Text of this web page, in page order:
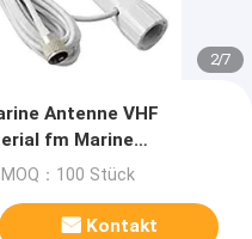
2/7
Antenne VHF
fm Marine
MOQ：100 Stück
Kontakt